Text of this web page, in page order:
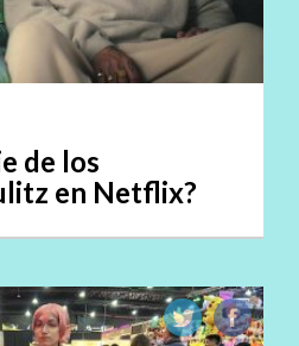
de los
en Netflix?